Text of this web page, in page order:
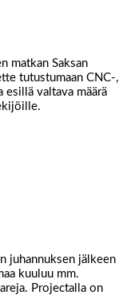
matkan Saksan
tutustumaan CNC-,
esillä valtava määrä
juhannuksen jälkeen
kuuluu mm.
Projectalla on